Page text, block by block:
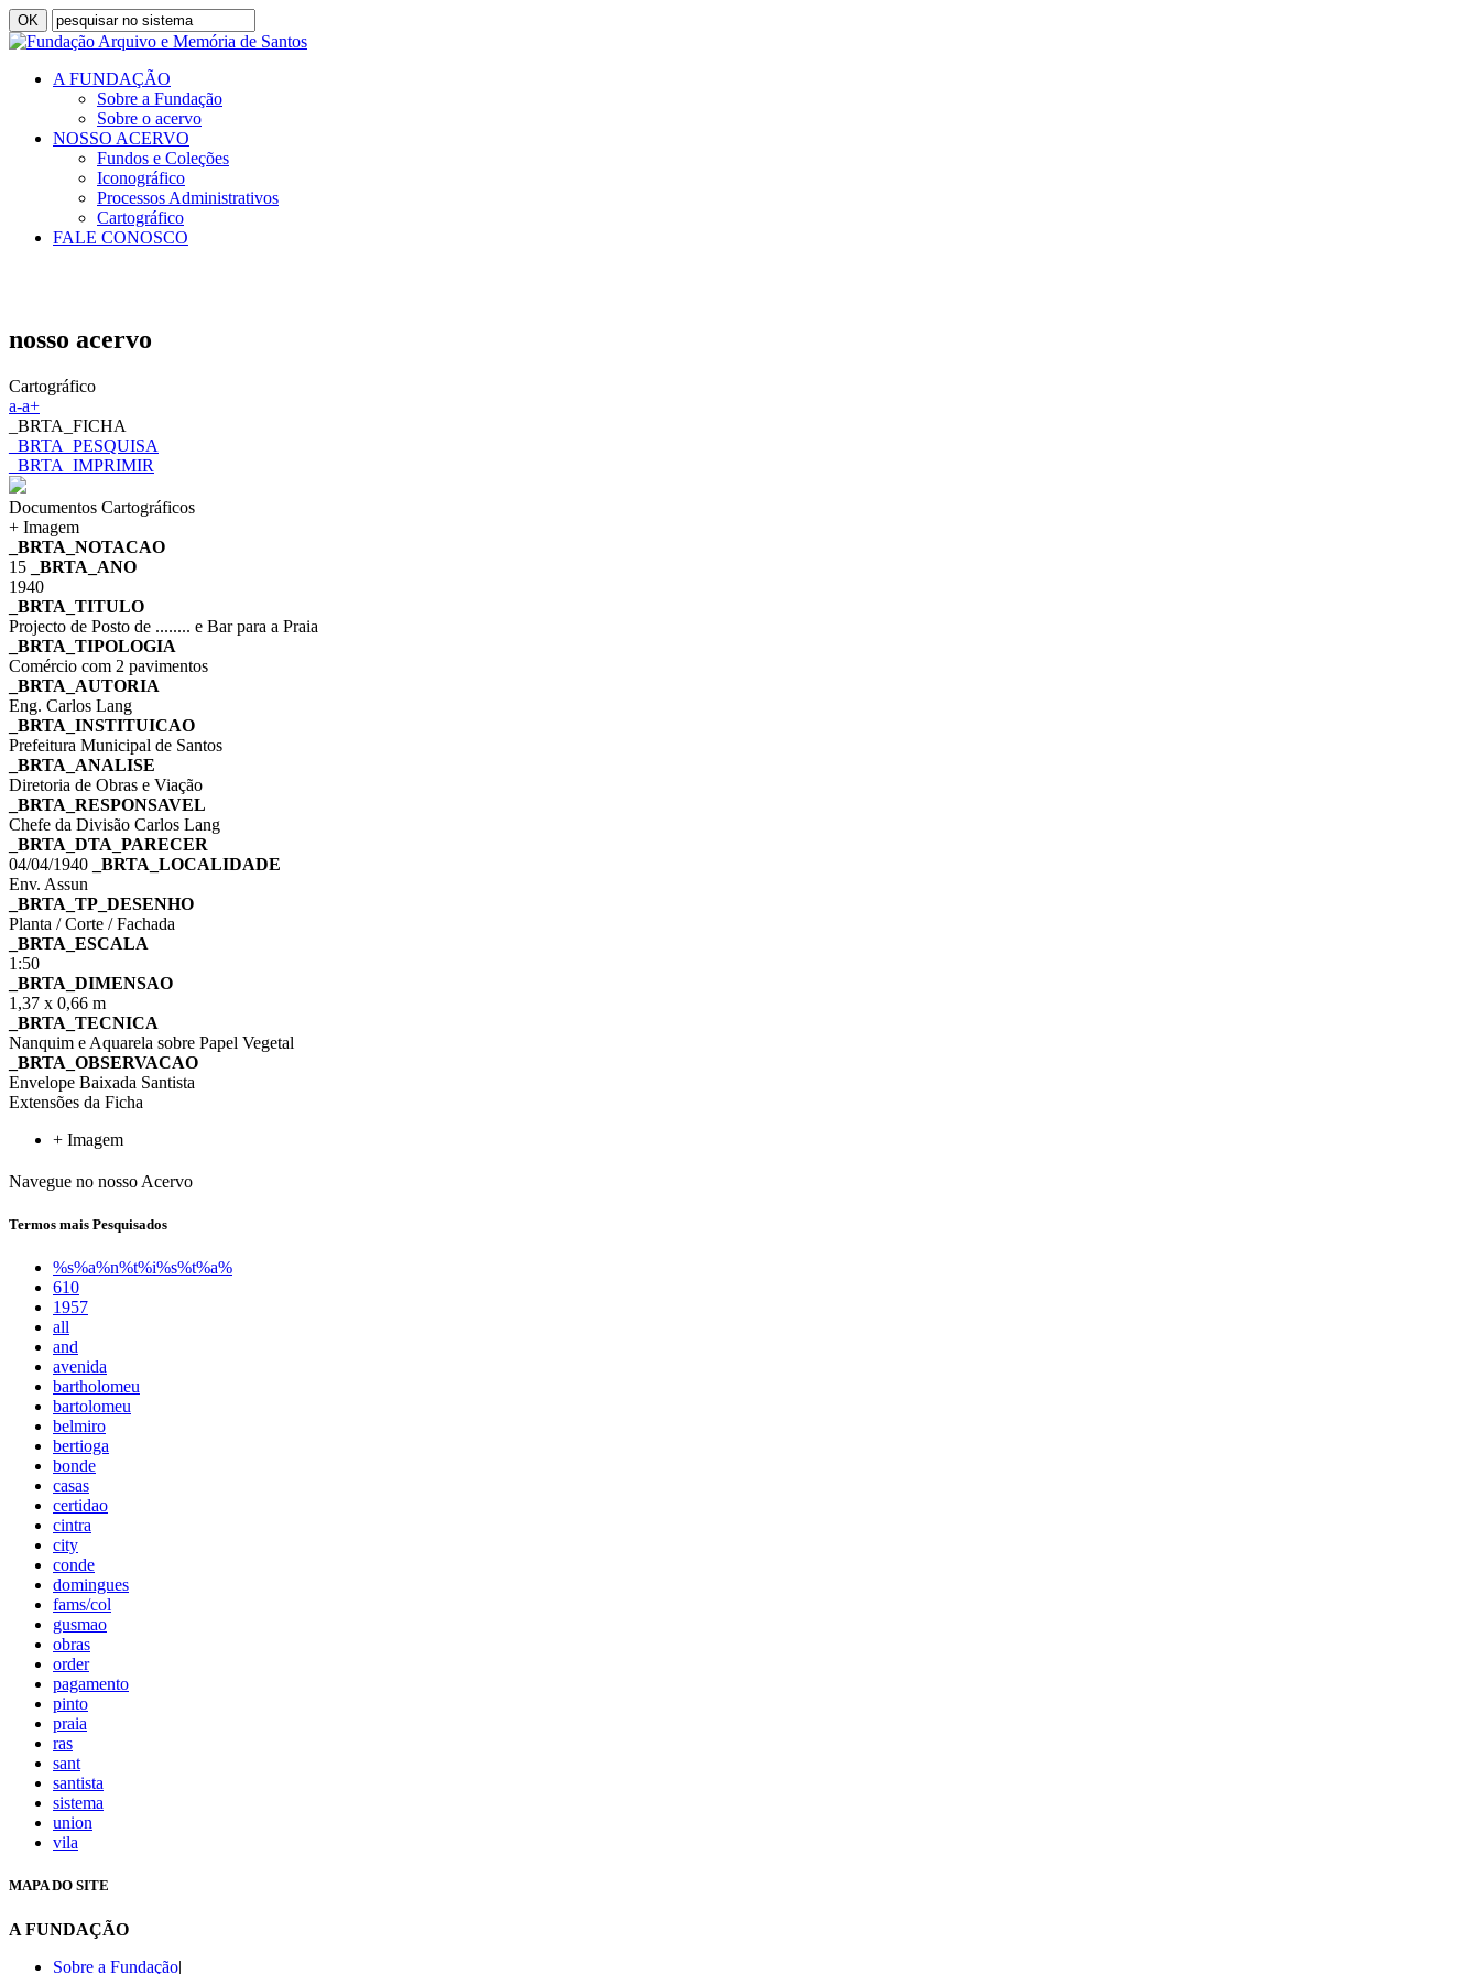
A FUNDAÇÃO
Sobre a Fundação
Sobre o acervo
NOSSO ACERVO
Fundos e Coleções
Iconográfico
Processos Administrativos
Cartográfico
FALE CONOSCO
nosso acervo
Cartográfico
a-a+
_BRTA_FICHA
_BRTA_PESQUISA
_BRTA_IMPRIMIR
Documentos Cartográficos
+ Imagem
_BRTA_NOTACAO
15
_BRTA_ANO
1940
_BRTA_TITULO
Projecto de Posto de ........ e Bar para a Praia
_BRTA_TIPOLOGIA
Comércio com 2 pavimentos
_BRTA_AUTORIA
Eng. Carlos Lang
_BRTA_INSTITUICAO
Prefeitura Municipal de Santos
_BRTA_ANALISE
Diretoria de Obras e Viação
_BRTA_RESPONSAVEL
Chefe da Divisão Carlos Lang
_BRTA_DTA_PARECER
04/04/1940
_BRTA_LOCALIDADE
Env. Assun
_BRTA_TP_DESENHO
Planta / Corte / Fachada
_BRTA_ESCALA
1:50
_BRTA_DIMENSAO
1,37 x 0,66 m
_BRTA_TECNICA
Nanquim e Aquarela sobre Papel Vegetal
_BRTA_OBSERVACAO
Envelope Baixada Santista
Extensões da Ficha
+ Imagem
Navegue no nosso Acervo
Termos mais Pesquisados
%s%a%n%t%i%s%t%a%
610
1957
all
and
avenida
bartholomeu
bartolomeu
belmiro
bertioga
bonde
casas
certidao
cintra
city
conde
domingues
fams/col
gusmao
obras
order
pagamento
pinto
praia
ras
sant
santista
sistema
union
vila
MAPA DO SITE
A FUNDAÇÃO
Sobre a Fundação|